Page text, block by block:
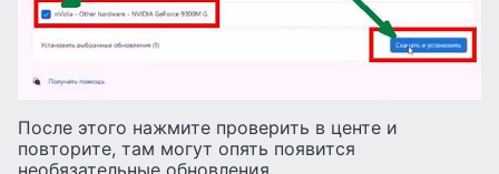
После этого нажмите проверить в центе и
повторите, там могут опять появится